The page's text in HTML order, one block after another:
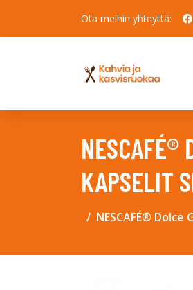
Ota meihin yhteyttä:
NESCAFÉ®
KAPSELIT
NESCAFÉ®